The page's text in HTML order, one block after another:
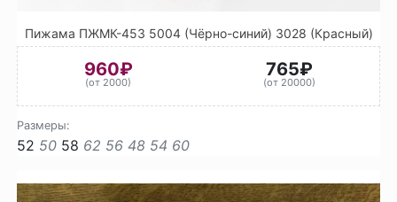
Пижама ПЖМК-453 5004 (Чёрно-синий) 3028 (Красный)
960₽
(от 2000)
765₽
(от 20000)
Размеры:
52 50 58 62 56 48 54 60